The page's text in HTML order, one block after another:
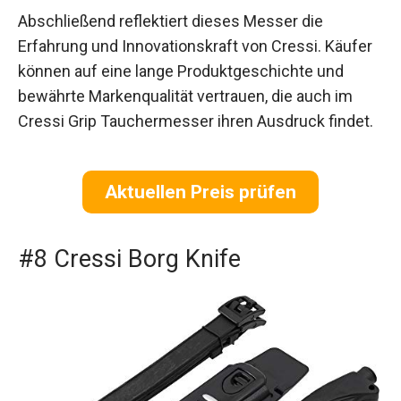
Abschließend reflektiert dieses Messer die
Erfahrung und Innovationskraft von Cressi. Käufer
können auf eine lange Produktgeschichte und
bewährte Markenqualität vertrauen, die auch im
Cressi Grip Tauchermesser ihren Ausdruck findet.
Aktuellen Preis prüfen
#8 Cressi Borg Knife